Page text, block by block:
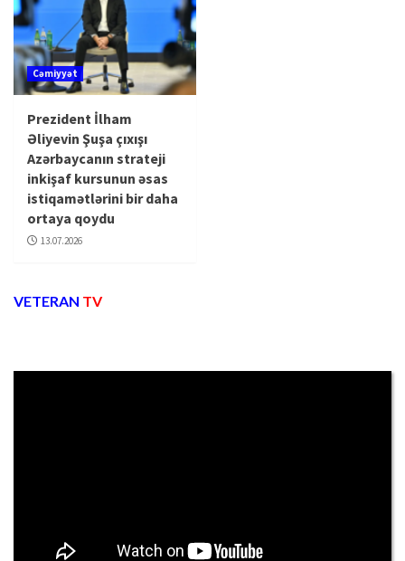
Cəmiyyət
Prezident İlham
Əliyevin Şuşa çıxışı
Azərbaycanın strateji
inkişaf kursunun əsas
istiqamətlərini bir daha
ortaya qoydu
13.07.2026
VETERAN TV